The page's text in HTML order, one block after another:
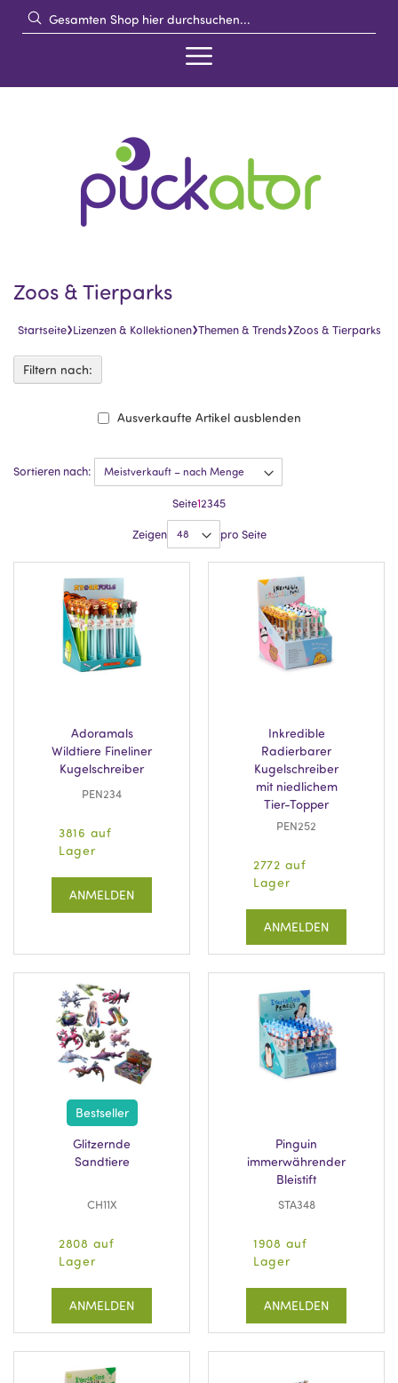
Zoos & Tierparks
Startseite›Lizenzen & Kollektionen›Themen & Trends›Zoos & Tierparks
Sortieren nach:
Seite12345
Zeigen pro Seite
Adoramals
Wildtiere Fineliner
Kugelschreiber
PEN234
3816 auf
Lager
ANMELDEN
Inkredible
Radierbarer
Kugelschreiber
mit niedlichem
Tier-Topper
PEN252
2772 auf
Lager
ANMELDEN
Bestseller
Glitzernde
Sandtiere
CH11X
2808 auf
Lager
ANMELDEN
Pinguin
immerwährender
Bleistift
STA348
1908 auf
Lager
ANMELDEN
Ausverkaufte Artikel ausblenden
Filtern nach: